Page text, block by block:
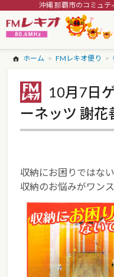
沖縄 那覇市のコミュテ
ホーム FMレキオ便り
10月7日
ーネッツ 謝
収納にお困りではな
収納のお悩みがワン